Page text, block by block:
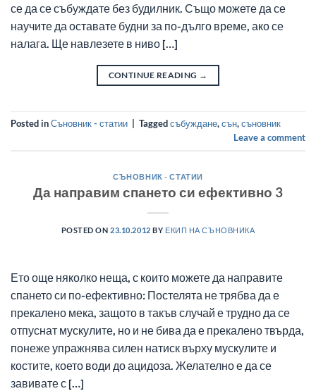
се да се събуждате без будилник. Също можете да се
научите да оставате будни за по-дълго време, ако се
налага. Ще навлезете в ниво […]
CONTINUE READING →
Posted inСъновник - статии Taggedсъбуждане,сън,съновник
Leave a comment
СЪНОВНИК - СТАТИИ
Да направим спането си ефективно 3
POSTED ON23.10.2012 BY ЕКИП НА СЪНОВНИКА
Ето още няколко неща, с които можете да направите
спането си по-ефективно: Постелята не трябва да е
прекалено мека, защото в такъв случай е трудно да се
отпуснат мускулите, но и не бива да е прекалено твърда,
понеже упражнява силен на­тиск върху мускулите и
костите, което води до ацидоза. Желателно е да се
завивате с […]